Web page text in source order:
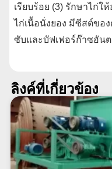
เรียบร้อย (3) รักษาไก่
ไก่เนื้อนั่งยอง มีซีสต์ขอ
ซับและบัฟเฟอร์ก๊าซอัน
ลิงค์ที่เกี่ยวข้อง